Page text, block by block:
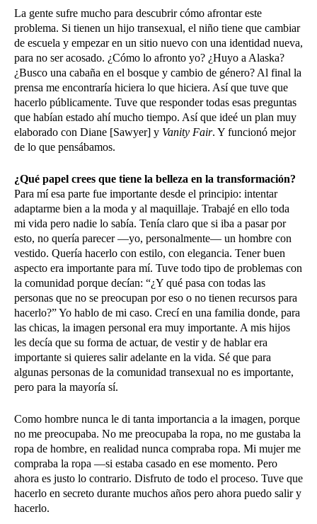
La gente sufre mucho para descubrir cómo afrontar este
problema. Si tienen un hijo transexual, el niño tiene que cambiar
de escuela y empezar en un sitio nuevo con una identidad nueva,
para no ser acosado. ¿Cómo lo afronto yo? ¿Huyo a Alaska?
¿Busco una cabaña en el bosque y cambio de género? Al final la
prensa me encontraría hiciera lo que hiciera. Así que tuve que
hacerlo públicamente. Tuve que responder todas esas preguntas
que habían estado ahí mucho tiempo. Así que ideé un plan muy
elaborado con Diane [Sawyer] y Vanity Fair. Y funcionó mejor
de lo que pensábamos.
¿Qué papel crees que tiene la belleza en la transformación?
Para mí esa parte fue importante desde el principio: intentar
adaptarme bien a la moda y al maquillaje. Trabajé en ello toda
mi vida pero nadie lo sabía. Tenía claro que si iba a pasar por
esto, no quería parecer —yo, personalmente— un hombre con
vestido. Quería hacerlo con estilo, con elegancia. Tener buen
aspecto era importante para mí. Tuve todo tipo de problemas con
la comunidad porque decían: “¿Y qué pasa con todas las
personas que no se preocupan por eso o no tienen recursos para
hacerlo?” Yo hablo de mi caso. Crecí en una familia donde, para
las chicas, la imagen personal era muy importante. A mis hijos
les decía que su forma de actuar, de vestir y de hablar era
importante si quieres salir adelante en la vida. Sé que para
algunas personas de la comunidad transexual no es importante,
pero para la mayoría sí.
Como hombre nunca le di tanta importancia a la imagen, porque
no me preocupaba. No me preocupaba la ropa, no me gustaba la
ropa de hombre, en realidad nunca compraba ropa. Mi mujer me
compraba la ropa —si estaba casado en ese momento. Pero
ahora es justo lo contrario. Disfruto de todo el proceso. Tuve que
hacerlo en secreto durante muchos años pero ahora puedo salir y
hacerlo.